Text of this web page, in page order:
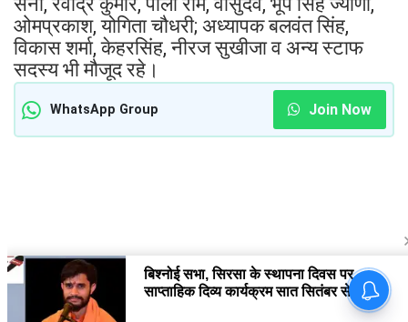
ओमप्रकाश, योगिता चौधरी; अध्यापक बलवंत सिंह,
विकास शर्मा, केहरसिंह, नीरज सुखीजा व अन्य स्टाफ
सदस्य भी मौजूद रहे।
WhatsApp Group Join Now